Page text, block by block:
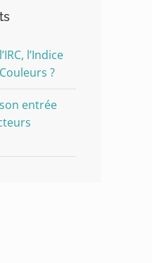
l’Indice
?
entrée